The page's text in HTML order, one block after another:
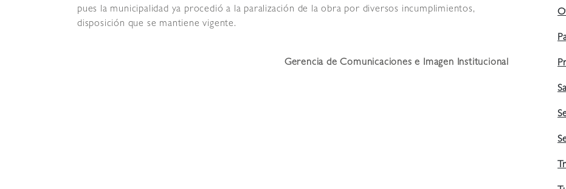
pues la municipalidad ya procedió a la paralización de la obra por diversos incumplimientos,
disposición que se mantiene vigente.
Gerencia de Comunicaciones e Imagen Institucional